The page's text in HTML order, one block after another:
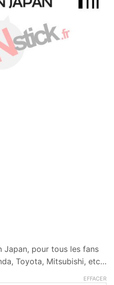
:
Japan, pour tous les fans
Toyota, Mitsubishi, etc…
EFFACER